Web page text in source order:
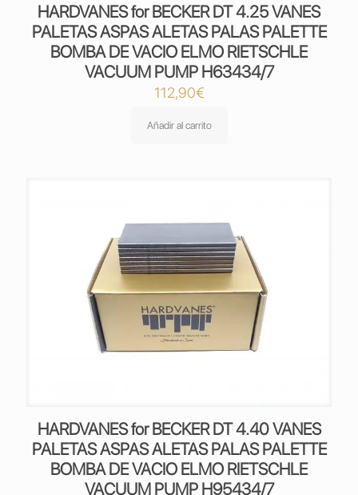
HARDVANES for BECKER DT 4.25 VANES
PALETAS ASPAS ALETAS PALAS PALETTE
BOMBA DE VACIO ELMO RIETSCHLE
VACUUM PUMP H63434/7
112,90€
Añadir al carrito
HARDVANES for BECKER DT 4.40 VANES
PALETAS ASPAS ALETAS PALAS PALETTE
BOMBA DE VACIO ELMO RIETSCHLE
VACUUM PUMP H95434/7